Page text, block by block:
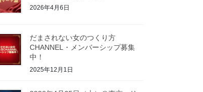
2026年4月6日
だまされない女のつくり方
CHANNEL・メンバーシップ募集
中！
2025年12月1日